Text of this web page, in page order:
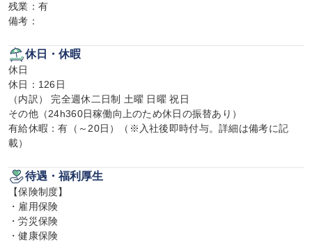
残業：有
備考：
休日・休暇
休日
休日：126日
（内訳） 完全週休二日制 土曜 日曜 祝日
その他（24h360日稼働向上のため休日の振替あり）
有給休暇：有（～20日）（※入社後即時付与。詳細は備考に記
載）
待遇・福利厚生
【保険制度】
・雇用保険
・労災保険
・健康保険